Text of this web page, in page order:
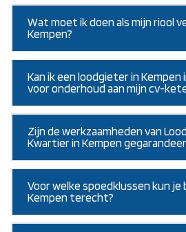
Wat moet ik doen als mijn riool
Kempen?
Kan ik een loodgieter in Kempen
voor onderhoud aan mijn cv-
Zijn de werkzaamheden van
Kwartier in Kempen
Voor welke spoedklussen kun je
Kempen terecht?